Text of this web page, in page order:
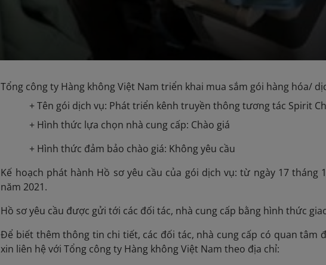
Tổng công ty Hàng không Việt Nam triển khai mua sắm gói hàng hóa/
+ Tên gói dịch vụ: Phát triển kênh truyền thông tương tác Spirit
+ Hình thức lựa chọn nhà cung cấp: Chào giá
+ Hình thức đảm bảo chào giá: Không yêu cầu
Kế hoạch phát hành Hồ sơ yêu cầu của gói dịch vụ: từ ngày 17 tháng
năm 2021.
Hồ sơ yêu cầu được gửi tới các đối tác, nhà cung cấp bằng hình thức
Để biết thêm thông tin chi tiết, các đối tác, nhà cung cấp có quan tâm
xin liên hệ với Tổng công ty Hàng không Việt Nam theo địa chỉ: